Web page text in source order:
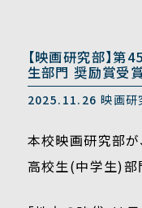
【映画研究部】第
生部門 奨励賞受賞
2025.11.26映画研
本校映画研究部が
高校生(中学生)部